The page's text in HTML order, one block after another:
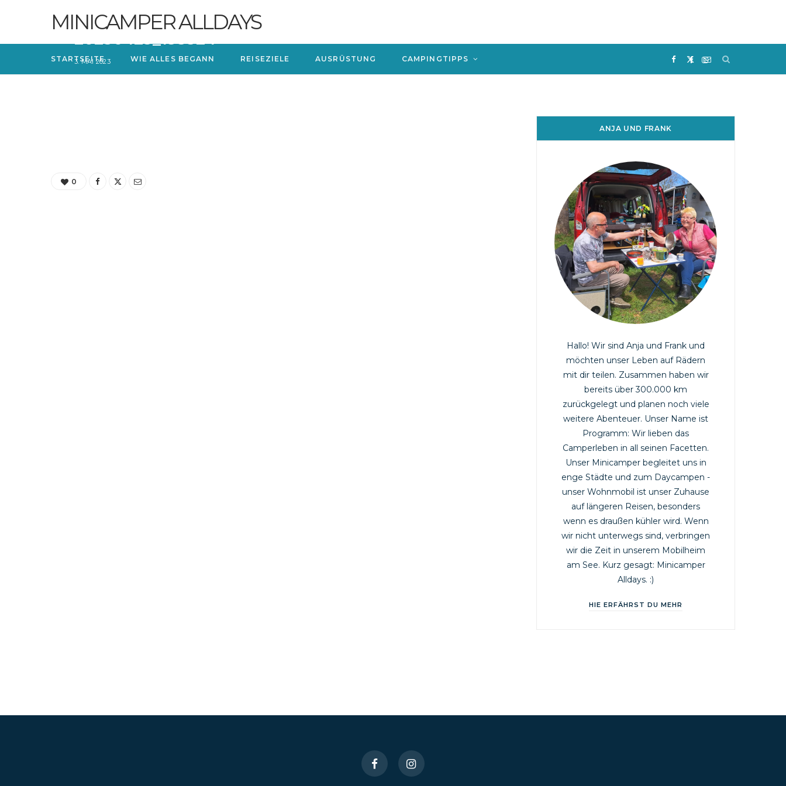
MINICAMPER ALLDAYS
F
o
o
k
I
g
r
a
STARTSEITE WIE ALLES BEGANN REISEZIELE AUSRÜSTUNG CAMPINGTIPPS
20230429_193324
3. MAI 2023
0
ANJA UND FRANK
Hallo! Wir sind Anja und Frank und
möchten unser Leben auf Rädern
mit dir teilen. Zusammen haben wir
bereits über 300.000 km
zurückgelegt und planen noch viele
weitere Abenteuer. Unser Name ist
Programm: Wir lieben das
Camperleben in all seinen Facetten.
Unser Minicamper begleitet uns in
enge Städte und zum Daycampen -
unser Wohnmobil ist unser Zuhause
auf längeren Reisen, besonders
wenn es draußen kühler wird. Wenn
wir nicht unterwegs sind, verbringen
wir die Zeit in unserem Mobilheim
am See. Kurz gesagt: Minicamper
Alldays. :)
HIE ERFÄHRST DU MEHR